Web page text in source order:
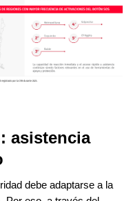
asistencia
debe adaptarse a la